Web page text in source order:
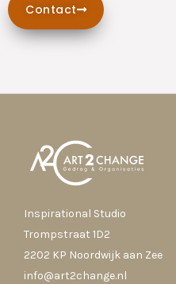
Contact
Inspirational Studio
Trompstraat 1D2
2202 KP Noordwijk aan Zee
info@art2change.nl